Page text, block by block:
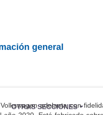
OTRAS SECCIONES
general
adelanta con